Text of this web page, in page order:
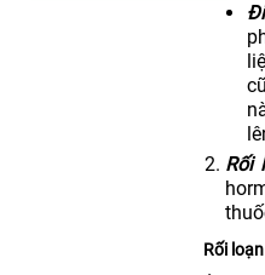
Rối
Rối